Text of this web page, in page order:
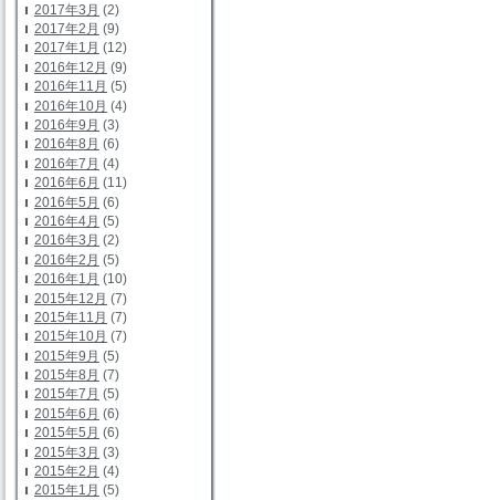
2017年3月 (2)
2017年2月 (9)
2017年1月 (12)
2016年12月 (9)
2016年11月 (5)
2016年10月 (4)
2016年9月 (3)
2016年8月 (6)
2016年7月 (4)
2016年6月 (11)
2016年5月 (6)
2016年4月 (5)
2016年3月 (2)
2016年2月 (5)
2016年1月 (10)
2015年12月 (7)
2015年11月 (7)
2015年10月 (7)
2015年9月 (5)
2015年8月 (7)
2015年7月 (5)
2015年6月 (6)
2015年5月 (6)
2015年3月 (3)
2015年2月 (4)
2015年1月 (5)